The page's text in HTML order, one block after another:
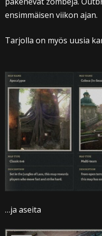
ensimmäisen viikon ajan.
Tarjolla on myös uusia
…ja aseita